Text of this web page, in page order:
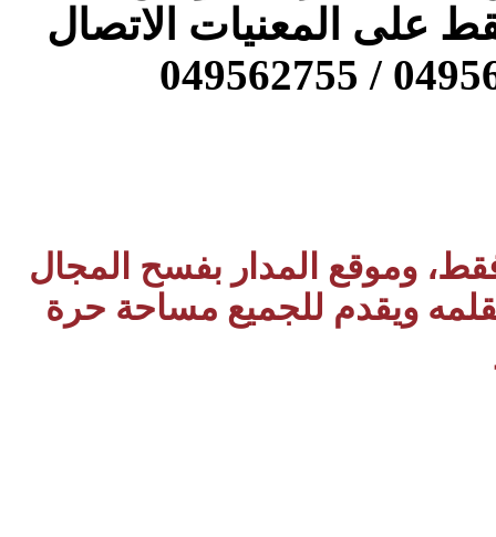
على المعنيات الاتصال
وموقع المدار بفسح المجال
ويقدم للجميع مساحة حرة